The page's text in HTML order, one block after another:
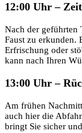
12:00 Uhr –
Nach der geführten
Faust zu erkunden.
Erfrischung oder
kann nach Ihren
13:00 Uhr –
Am frühen
auch hier die
bringt Sie sicher